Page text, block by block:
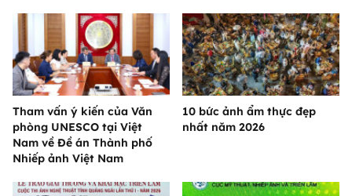
Tham vấn ý kiến của Văn
phòng UNESCO tại Việt
Nam về Đề án Thành phố
Nhiếp ảnh Việt Nam
10 bức ảnh ẩm thực đẹp
nhất năm 2026